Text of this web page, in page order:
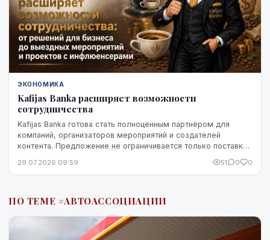
ЭКОНОМИКА
Kafijas Banka расширяет возможности
сотрудничества
Kafijas Banka готова стать полноценным партнёром для
компаний, организаторов мероприятий и создателей
контента. Предложение не ограничивается только поставкой
29.07.2026 09:59 51 0 0
ПО ТЕМЕ #АВТОАССОЦИАЦИИ